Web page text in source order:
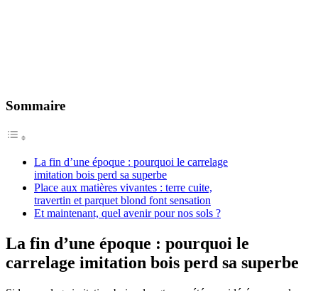
Sommaire
La fin d’une époque : pourquoi le carrelage
imitation bois perd sa superbe
Place aux matières vivantes : terre cuite,
travertin et parquet blond font sensation
Et maintenant, quel avenir pour nos sols ?
La fin d’une époque : pourquoi le
carrelage imitation bois perd sa superbe